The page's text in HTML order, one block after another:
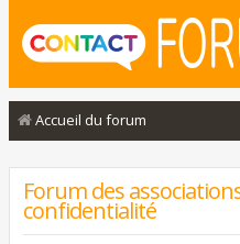
Accueil du forum
Forum des
confidentialité